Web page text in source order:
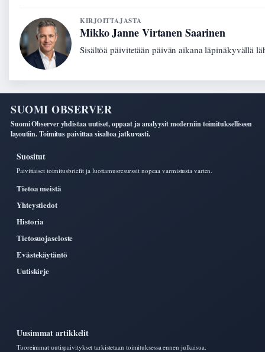
KIRJOITTAJASTA
Mikko Janne Virtanen Saarinen
Sisältöä päivitetään päivän aikana läpinäkyvällä
SUOMI OBSERVER
Suomi Observer yhdistaa uutiset, oppaat ja analyysit moderniin toimitukselliseen
layoutiin. Toimitus paivittaa sisaltoa jatkuvasti.
Suositut
Paivittaiset toimitusbriefit ja luottamusresurssit nopeaa varmistusta varten.
Tietoa meistä
Yhteystiedot
Historia
Tietosuojaseloste
Evästekäytäntö
Uutiskirje
Uusimmat artikkelit
Tuoreimmat uutispaivitykset tarkistetaan toimituksessa ennen julkaisua.